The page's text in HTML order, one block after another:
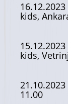
16.12.2023
kids,
15.12.2023
kids,
21.10.2023
11.00